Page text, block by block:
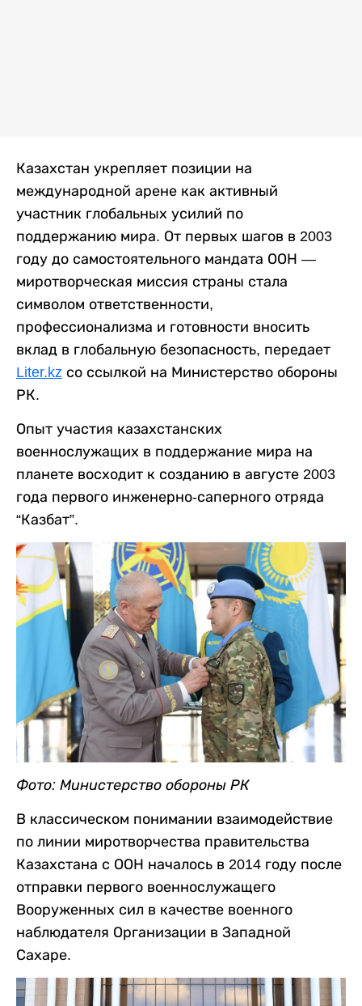
Казахстан укрепляет позиции на
международной арене как активный
участник глобальных усилий по
поддержанию мира. От первых шагов в 2003
году до самостоятельного мандата ООН —
миротворческая миссия страны стала
символом ответственности,
профессионализма и готовности вносить
вклад в глобальную безопасность, передает
Liter.kz со ссылкой на Министерство обороны
РК.
Опыт участия казахстанских
военнослужащих в поддержание мира на
планете восходит к созданию в августе 2003
года первого инженерно-саперного отряда
“Казбат”.
Фото: Министерство обороны РК
В классическом понимании взаимодействие
по линии миротворчества правительства
Казахстана с ООН началось в 2014 году после
отправки первого военнослужащего
Вооруженных сил в качестве военного
наблюдателя Организации в Западной
Сахаре.